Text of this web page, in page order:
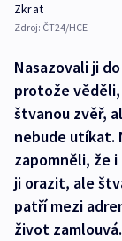
Zkrat
Zdroj: ČT24/HCE
Nasazovali ji
protože
štvanou zvěř,
nebude utíkat.
zapomněli, že
ji orazit, ale
patří mezi
život